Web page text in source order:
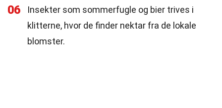
06
Insekter som sommerfugle og bier trives i
klitterne, hvor de finder nektar fra de lokale
blomster.